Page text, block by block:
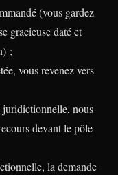
(vous gardez
gracieuse daté et
;
vous revenez vers
juridictionnelle, nous
devant le pôle
la demande